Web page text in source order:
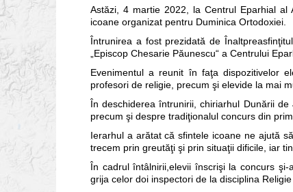
Astăzi, 4 martie 2022, la Centrul Eparhial
icoane organizat pentru Duminica Ortodoxiei.
Întrunirea a fost prezidată de
„Episcop Chesarie Păunescu“ a Centrului
Evenimentul a reunit în faţa dispozitivelor
profesori de religie, precum şi elevide la mai
În deschiderea întrunirii, chiriarhul Dunării
precum şi despre tradiţionalul concurs din
Ierarhul a arătat că sfintele icoane ne ajută
trecem prin greutăţi şi prin situaţii dificile, iar
În cadrul întâlnirii,elevii înscrişi la concurs
grija celor doi inspectori de la disciplina